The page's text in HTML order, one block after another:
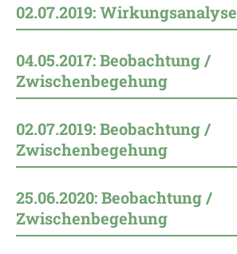
02.07.2019: Wirkungsanalyse
04.05.2017: Beobachtung /
Zwischenbegehung
02.07.2019: Beobachtung /
Zwischenbegehung
25.06.2020: Beobachtung /
Zwischenbegehung